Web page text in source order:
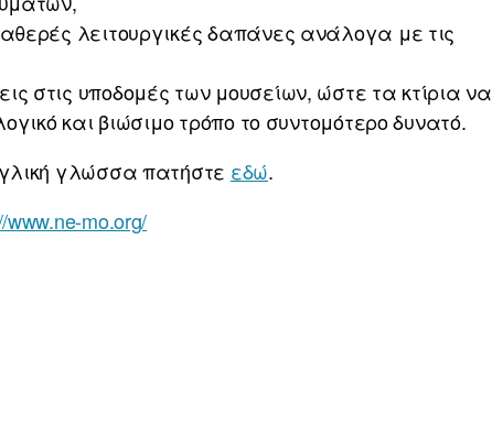
λειτουργικές δαπάνες ανάλογα με τις
στις υποδομές των μουσείων, ώστε τα κτίρια να
και βιώσιμο τρόπο το συντομότερο δυνατό.
γλώσσα πατήστε εδώ.
www.ne-mo.org/